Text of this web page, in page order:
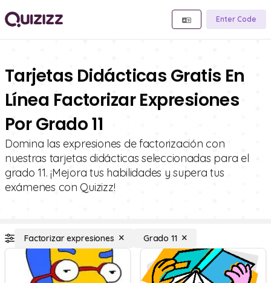
Enter Code
Tarjetas Didácticas Gratis En
Línea Factorizar Expresiones
Por Grado 11
Domina las expresiones de factorización con
nuestras tarjetas didácticas seleccionadas para el
grado 11. ¡Mejora tus habilidades y supera tus
exámenes con Quizizz!
Factorizar expresiones Grado 11